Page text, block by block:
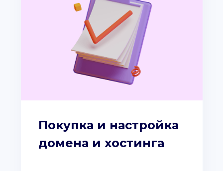
Покупка и настройка
домена и хостинга